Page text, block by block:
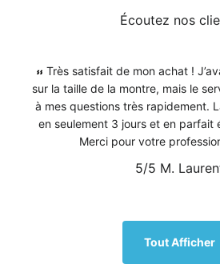
Écoutez nos
Très satisfait de mon achat !
sur la taille de la montre, mais le
à mes questions très rapidement.
en seulement 3 jours et en parfait
Merci pour votre
5/5 M.
Tout Afficher